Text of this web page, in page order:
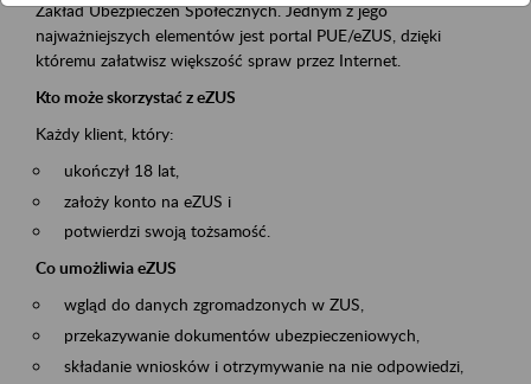
Zakład Ubezpieczeń Społecznych. Jednym z jego
najważniejszych elementów jest portal PUE/eZUS, dzięki
któremu załatwisz większość spraw przez Internet.
Kto może skorzystać z eZUS
Każdy klient, który:
ukończył 18 lat,
założy konto na eZUS i
potwierdzi swoją tożsamość.
Co umożliwia eZUS
wgląd do danych zgromadzonych w ZUS,
przekazywanie dokumentów ubezpieczeniowych,
składanie wniosków i otrzymywanie na nie odpowiedzi,